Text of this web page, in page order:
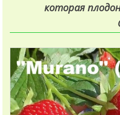
которая